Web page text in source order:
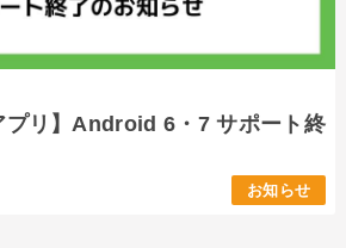
プリ】Android 6・7 サポート終
お知らせ